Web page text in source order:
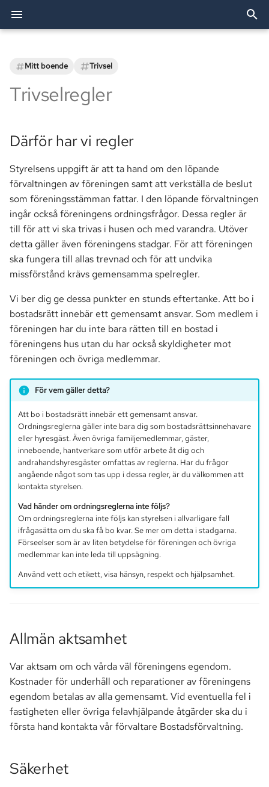
a
l
s
e
r
a
r
ö
k
Ekonomi
Fastighet
Information
Mark
Parkering
Passersystem
Smartify
TV
Säkerhet
Din lägenhet
Balkonger
Brandvarnare
Renovering & Störande ljud
Vitvaror
Gemensamma utrymmen
(inomhus)
Cyklar-/Barnvangsrum
Källare
Trappuppgångar och hissar
Gemensamma utrymmen
Grillplatser
Skötsel av utemiljö och
Sopor –
hushållsavfall/matavfall
Tystnad i huset
Parkering
Postboxar
Historia
Tvättstugor
Övernattningslägenhet
eBMC
Brf Agaten
Mitt boende Trivsel
Trivselregler
Därför har vi regler
Styrelsens uppgift är att ta hand om den löpande
förvaltningen av föreningen samt att verkställa de beslut
som föreningsstämman fattar. I den löpande förvaltningen
ingår också föreningens ordningsfrågor. Dessa regler är
till för att vi ska trivas i husen och med varandra. Utöver
detta gäller även föreningens stadgar. För att föreningen
ska fungera till allas trevnad och för att undvika
missförstånd krävs gemensamma spelregler.
Vi ber dig ge dessa punkter en stunds eftertanke. Att bo i
bostadsrätt innebär ett gemensamt ansvar. Som medlem i
föreningen har du inte bara rätten till en bostad i
föreningens hus utan du har också skyldigheter mot
föreningen och övriga medlemmar.
För vem gäller detta?
Att bo i bostadsrätt innebär ett gemensamt ansvar.
Ordningsreglerna gäller inte bara dig som bostadsrättsinnehavare
eller hyresgäst. Även övriga familjemedlemmar, gäster,
inneboende, hantverkare som utför arbete åt dig och
andrahandshyresgäster omfattas av reglerna. Har du frågor
angående något som tas upp i dessa regler, är du välkommen att
kontakta styrelsen.
Vad händer om ordningsreglerna inte följs?
Om ordningsreglerna inte följs kan styrelsen i allvarligare fall
ifrågasätta om du ska få bo kvar. Se mer om detta i stadgarna.
Förseelser som är av liten betydelse för föreningen och övriga
medlemmar kan inte leda till uppsägning.
Använd vett och etikett, visa hänsyn, respekt och hjälpsamhet.
Allmän aktsamhet
Var aktsam om och vårda väl föreningens egendom.
Kostnader för underhåll och reparationer av föreningens
egendom betalas av alla gemensamt. Vid eventuella fel i
fastigheten eller övriga felavhjälpande åtgärder ska du i
första hand kontakta vår förvaltare Bostadsförvaltning.
Säkerhet